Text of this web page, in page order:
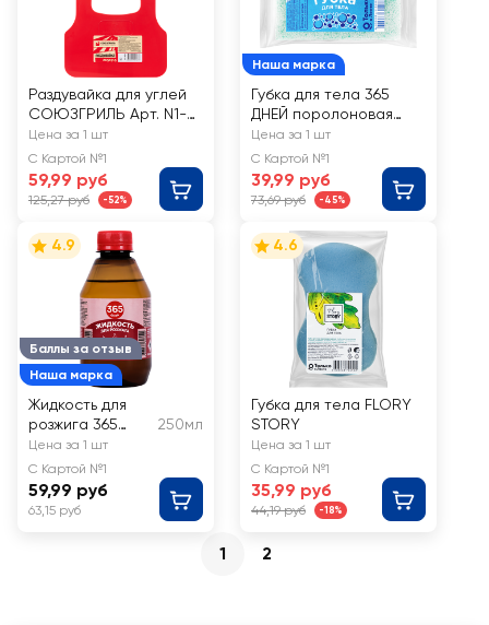
Раздувайка для углей
СОЮЗГРИЛЬ Арт. N1-
A08
Цена за 1 шт
С Картой №1
59,99 руб
125,27 руб -52%
Наша марка
Губка для тела 365
ДНЕЙ поролоновая
объемная
Цена за 1 шт
С Картой №1
39,99 руб
73,69 руб -45%
Баллы за отзыв
Наша марка
4.9
Жидкость для
розжига 365
ДНЕЙ
250мл
Цена за 1 шт
С Картой №1
59,99 руб
63,15 руб
4.6
Губка для тела FLORY
STORY
Цена за 1 шт
С Картой №1
35,99 руб
44,19 руб -18%
1 2